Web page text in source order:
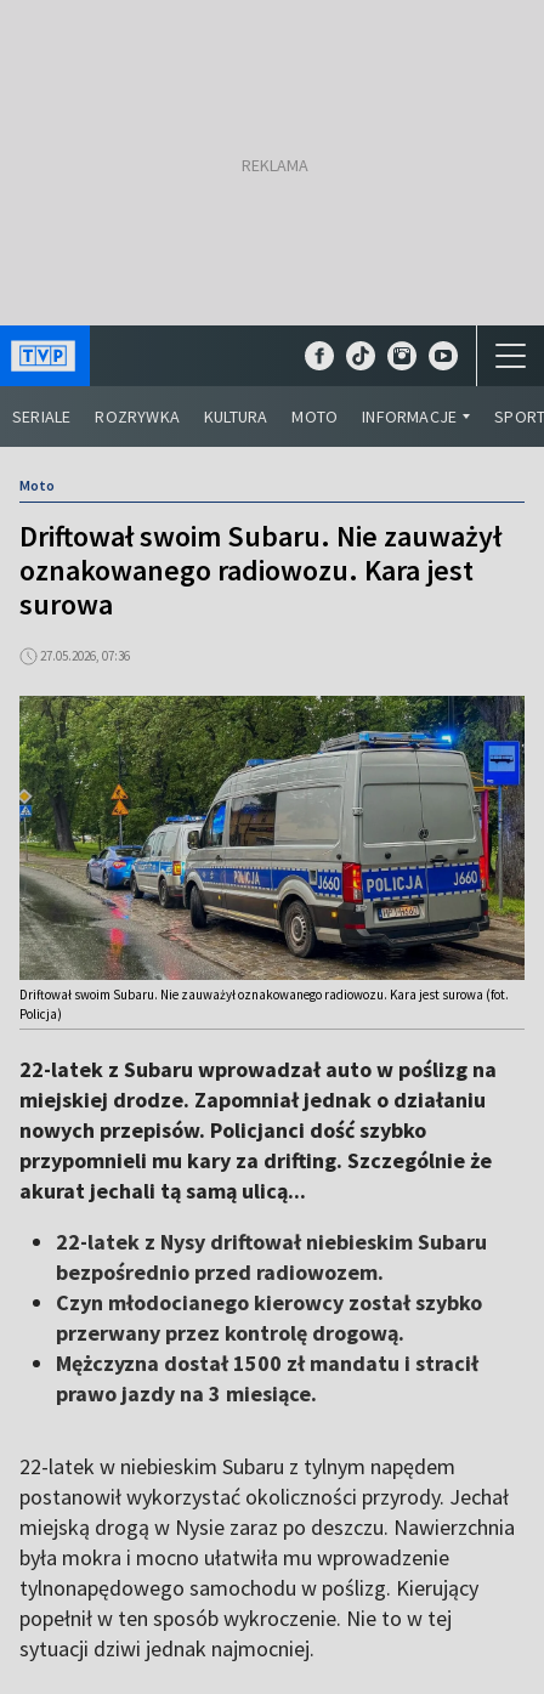
SERIALE ROZRYWKA KULTURA MOTO INFORMACJE
Moto
Driftował swoim Subaru. Nie zauważył
oznakowanego radiowozu. Kara jest
surowa
27.05.2026, 07:36
Driftował swoim Subaru. Nie zauważył oznakowanego radiowozu. Kara jest surowa (fot.
Policja)
22-latek z Subaru wprowadzał auto w poślizg na
miejskiej drodze. Zapomniał jednak o działaniu
nowych przepisów. Policjanci dość szybko
przypomnieli mu kary za drifting. Szczególnie że
akurat jechali tą samą ulicą...
22-latek z Nysy driftował niebieskim Subaru
bezpośrednio przed radiowozem.
Czyn młodocianego kierowcy został szybko
przerwany przez kontrolę drogową.
Mężczyzna dostał 1500 zł mandatu i stracił
prawo jazdy na 3 miesiące.
22-latek w niebieskim Subaru z tylnym napędem
postanowił wykorzystać okoliczności przyrody. Jechał
miejską drogą w Nysie zaraz po deszczu. Nawierzchnia
była mokra i mocno ułatwiła mu wprowadzenie
tylnonapędowego samochodu w poślizg. Kierujący
popełnił w ten sposób wykroczenie. Nie to w tej
sytuacji dziwi jednak najmocniej.